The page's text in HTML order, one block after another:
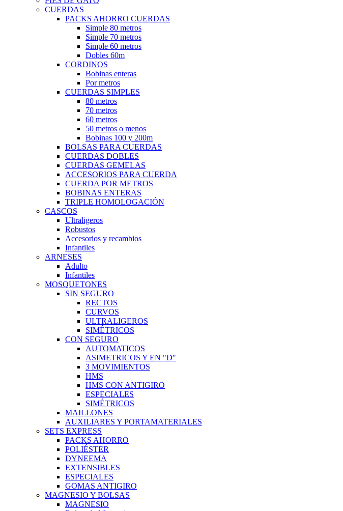
CUERDAS
PACKS AHORRO CUERDAS
Simple 80 metros
Simple 70 metros
Simple 60 metros
Dobles 60m
CORDINOS
Bobinas enteras
Por metros
CUERDAS SIMPLES
80 metros
70 metros
60 metros
50 metros o menos
Bobinas 100 y 200m
BOLSAS PARA CUERDAS
CUERDAS DOBLES
CUERDAS GEMELAS
ACCESORIOS PARA CUERDA
CUERDA POR METROS
BOBINAS ENTERAS
TRIPLE HOMOLOGACIÓN
CASCOS
Ultraligeros
Robustos
Accesorios y recambios
Infantiles
ARNESES
Adulto
Infantiles
MOSQUETONES
SIN SEGURO
RECTOS
CURVOS
ULTRALIGEROS
SIMÉTRICOS
CON SEGURO
AUTOMATICOS
ASIMETRICOS Y EN "D"
3 MOVIMIENTOS
HMS
HMS CON ANTIGIRO
ESPECIALES
SIMÉTRICOS
MAILLONES
AUXILIARES Y PORTAMATERIALES
SETS EXPRESS
PACKS AHORRO
POLIÉSTER
DYNEEMA
EXTENSIBLES
ESPECIALES
GOMAS ANTIGIRO
MAGNESIO Y BOLSAS
MAGNESIO